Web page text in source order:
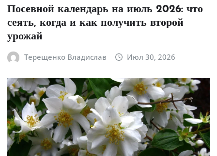
Посевной календарь на июль 2026: что
сеять, когда и как получить второй
урожай
Терещенко Владислав Июл 30, 2026